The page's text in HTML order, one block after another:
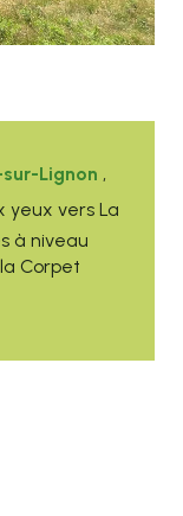
Lignon ,
yeux vers La
à niveau
Corpet